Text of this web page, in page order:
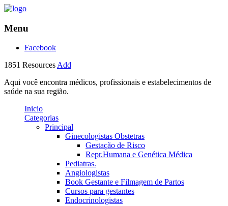
Menu
Facebook
1851 ResourcesAdd
Aqui você encontra médicos, profissionais e estabelecimentos de
saúde na sua região.
Inicio
Categorias
Principal
Ginecologistas Obstetras
Gestação de Risco
Repr.Humana e Genética Médica
Pediatras.
Angiologistas
Book Gestante e Filmagem de Partos
Cursos para gestantes
Endocrinologistas